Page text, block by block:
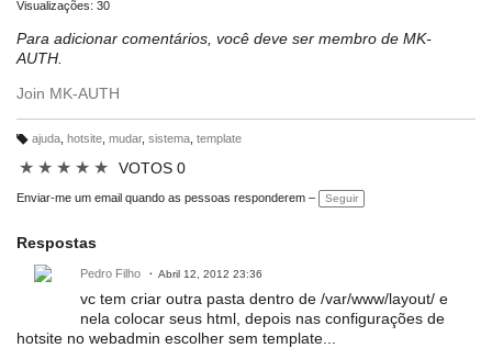
Visualizações: 30
Para adicionar comentários, você deve ser membro de MK-
AUTH.
Join MK-AUTH
ar
c
ç
õ
ajuda, hotsite, mudar, sistema, template
★ ★ ★ ★ ★ VOTOS 0
Enviar-me um email quando as pessoas responderem – Seguir
Respostas
Pedro Filho Abril 12, 2012 23:36
vc tem criar outra pasta dentro de /var/www/layout/ e
nela colocar seus html, depois nas configurações de
hotsite no webadmin escolher sem template...